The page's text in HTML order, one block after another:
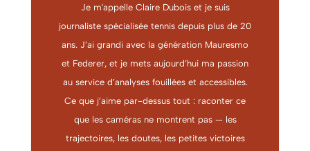
Je m'appelle Claire Dubois et je suis
journaliste spécialisée tennis depuis plus de 20
ans. J’ai grandi avec la génération Mauresmo
et Federer, et je mets aujourd’hui ma passion
au service d’analyses fouillées et accessibles.
Ce que j’aime par-dessus tout : raconter ce
que les caméras ne montrent pas — les
trajectoires, les doutes, les petites victoires